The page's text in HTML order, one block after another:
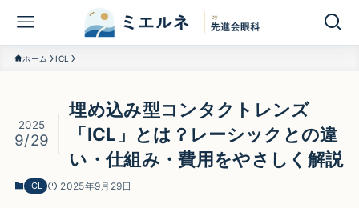
ホーム ICL
埋め込み型コンタクトレンズ
「ICL」とは？レーシックとの違
い・仕組み・費用をやさしく解説
2025
9/29
ICL 2025年9月29日